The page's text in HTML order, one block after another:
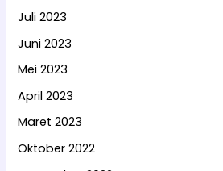
Juli 2023
Juni 2023
Mei 2023
April 2023
Maret 2023
Oktober 2022